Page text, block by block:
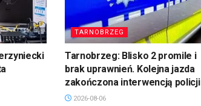
TARNOBRZEG
Tarnobrzeg: Blisko 2 promile i
brak uprawnień. Kolejna jazda
zakończona interwencją policji
2026-08-06